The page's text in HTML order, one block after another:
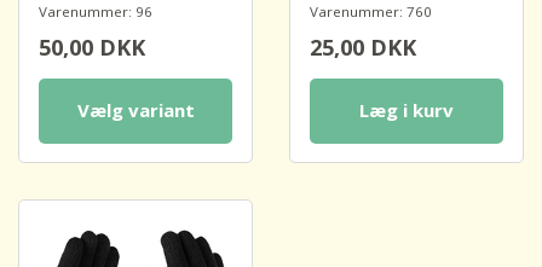
Varenummer: 96
50,00 DKK
Vælg variant
Varenummer: 760
25,00 DKK
Læg i kurv